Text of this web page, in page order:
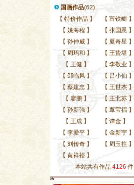
国画作品(62)
【 特价作品】 【 富铁畊 】
【 姚海程 】 【 张国恩 】
【 孙仲威】 【 夏奇星 】
【 周玛和 】 【 王蛰堪 】
【 王健】 【 李敬业 】
【 邹临风】 【 吕小仙 】
【 蔡建忠 】 【 王世杰 】
【 廖鹏】 【 王北苏 】
【 孙新强】 【 覃宝福 】
【 王成】 【 谭金 】
【 李爱平】 【 金新宇 】
【 刘传奇】 【 周玉拄 】
【 黄祥裕】
本站共有作品 4126 件